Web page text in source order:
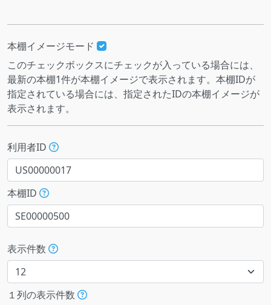
本棚イメージモード
このチェックボックスにチェックが入っている場合には、
最新の本棚1件が本棚イメージで表示されます。本棚IDが
指定されている場合には、指定されたIDの本棚イメージが
表示されます。
利用者ID
本棚ID
表示件数
１列の表示件数